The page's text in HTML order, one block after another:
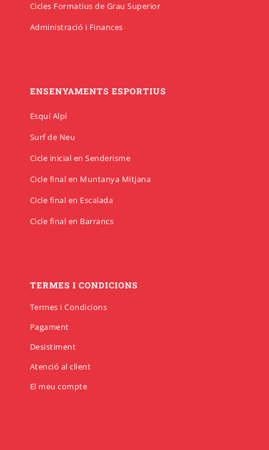
Cicles Formatius de Grau Superior
Administració i Finances
ENSENYAMENTS ESPORTIUS
Esquí Alpí
Surf de Neu
Cicle inicial en Senderisme
Cicle final en Muntanya Mitjana
Cicle final en Escalada
Cicle final en Barrancs
TERMES I CONDICIONS
Termes i Condicions
Pagament
Desistiment
Atenció al client
El meu compte